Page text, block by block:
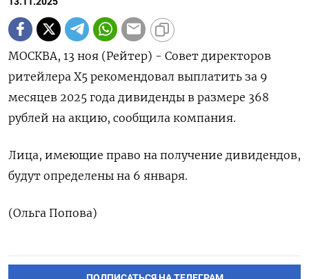
МОСКВА, 13 ноя (Рейтер) - Совет директоров
ритейлера Х5 рекомендовал выплатить за 9
месяцев 2025 года дивиденды в размере 368
рублей на акцию, сообщила компания.
Лица, имеющие право на получение дивидендов,
будут определены на 6 января.
(Ольга Попова)